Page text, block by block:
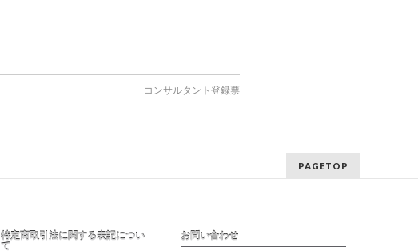
コンサルタント登録票
PAGETOP
特定商取引法に関する表記につい
て
お問い合わせ